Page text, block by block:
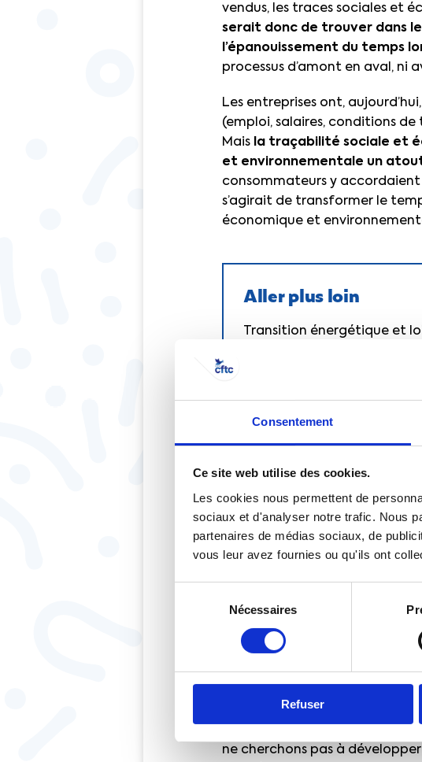
Consentement
Ce site web utilise des cookies.
Les cookies nous permettent de
sociaux et d'analyser notre trafic. Nous
partenaires de médias sociaux, de
vous leur avez fournies ou qu'ils ont
consentement
Nécessaires
Refuser
vendus, les traces sociales et
serait donc de trouver dans
l’épanouissement du temps
processus d’amont en aval, ni
Les entreprises ont,
(emploi, salaires, conditions
Mais la traçabilité sociale et
et environnementale un
consommateurs y
s’agirait de transformer le
économique et
Aller plus loin
Transition énergétique et
Il y a des cas où c’est le
hommesemblait être un
forcée, la décider à court
D’autres questions sociales
l’impact de la robotisationsur
corriger, tant la vitesse du
serait l’utilisation du principe
d’états généraux du
d’engagement s’oriente plus
présent, par exemple.
Quant à la dette publique et
sauvetages pécuniaires et
ne cherchons pas à